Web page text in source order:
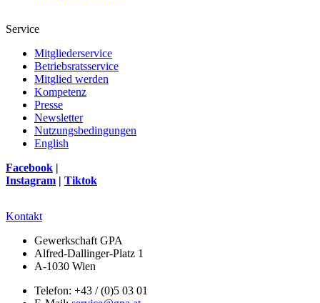
Service
Mitgliederservice
Betriebsratsservice
Mitglied werden
Kompetenz
Presse
Newsletter
Nutzungsbedingungen
English
Facebook |
Instagram | Tiktok
Kontakt
Gewerkschaft GPA
Alfred-Dallinger-Platz 1
A-1030 Wien
Telefon: +43 / (0)5 03 01